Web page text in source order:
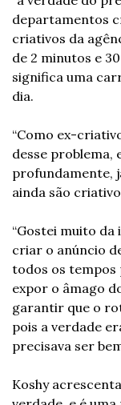
departamentos
criativos da
de 2 minutos e
significa uma
dia.
“Como ex-
desse problema,
profundamente,
ainda são
“Gostei muito da
criar o anúncio
todos os tempos
expor o âmago
garantir que o
pois a verdade
precisava ser
Koshy